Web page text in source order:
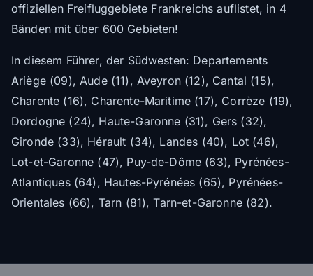
offiziellen Freifluggebiete Frankreichs auflistet, in 4
Bänden mit über 600 Gebieten!
In diesem Führer, der Südwesten: Departements
Ariège (09), Aude (11), Aveyron (12), Cantal (15),
Charente (16), Charente-Maritime (17), Corrèze (19),
Dordogne (24), Haute-Garonne (31), Gers (32),
Gironde (33), Hérault (34), Landes (40), Lot (46),
Lot-et-Garonne (47), Puy-de-Dôme (63), Pyrénées-
Atlantiques (64), Hautes-Pyrénées (65), Pyrénées-
Orientales (66), Tarn (81), Tarn-et-Garonne (82).